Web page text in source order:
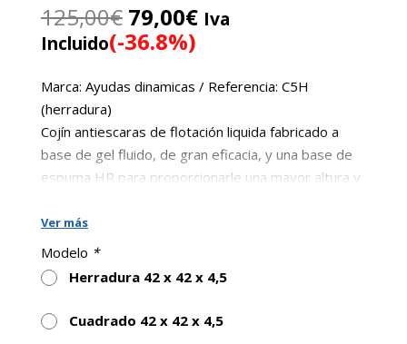
125,00€ El
precio
original
era:
79,00€El
es:
Iva
Incluido(-36.8%)
Marca: Ayudas dinamicas / Referencia: C5H
(herradura)
Cojín antiescaras de flotación liquida fabricado a
base de gel fluido, de gran eficacia, y una base de
espuma HR para proporcionarle una mayor altura y
flotación líquida para prevenir la aparición de úlceras
por presión.
Paciente con riesgo de escara(s) bajo a medio
Ver más
Modelo *
Herradura 42 x 42 x 4,5
Cuadrado 42 x 42 x 4,5